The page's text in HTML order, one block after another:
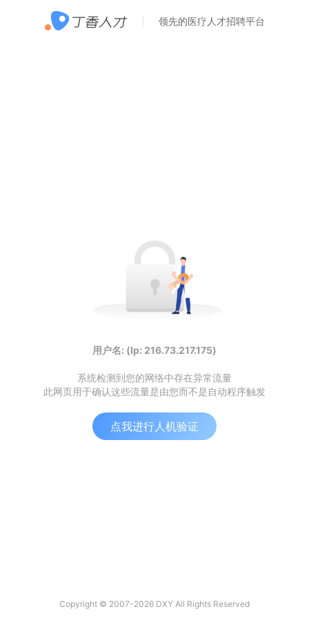
领先的医疗人才招聘平台
用户名: (Ip: 216.73.217.175)
系统检测到您的网络中存在异常流量
此网页用于确认这些流量是由您而不是自动程序触发
点我进行人机验证
Copyright © 2007-2026 DXY All Rights Reserved